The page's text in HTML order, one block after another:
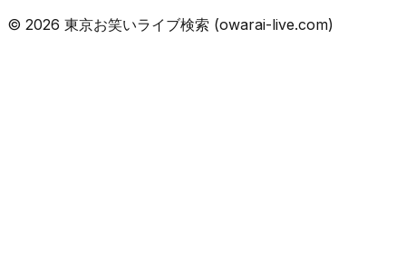
© 2026 東京お笑いライブ検索 (owarai-live.com)